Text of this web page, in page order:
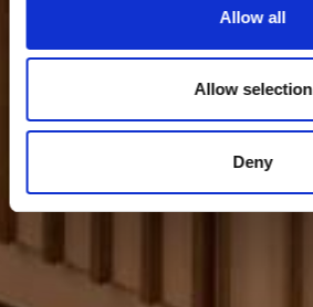
Allow all
Allow selection
Deny